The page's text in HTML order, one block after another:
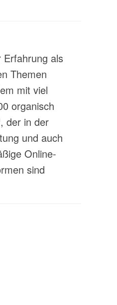
als
Themen
mit viel
organisch
der in der
und auch
Online-
sind